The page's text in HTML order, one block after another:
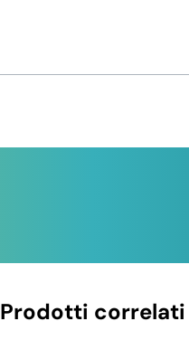
Prodotti correlati